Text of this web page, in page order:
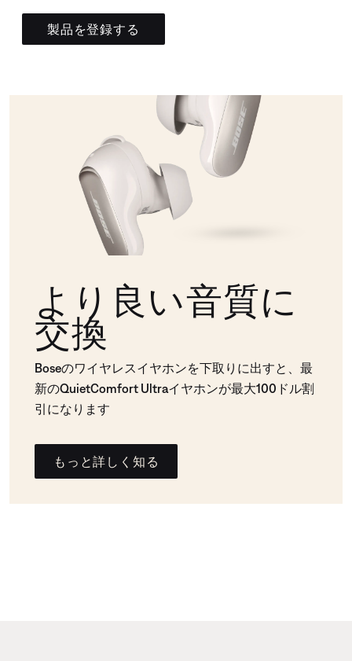
製品を登録する
より良い音質に
交換
Boseのワイヤレスイヤホンを下取りに出すと、最
新のQuietComfort Ultraイヤホンが最大100ドル割
引になります
もっと詳しく知る